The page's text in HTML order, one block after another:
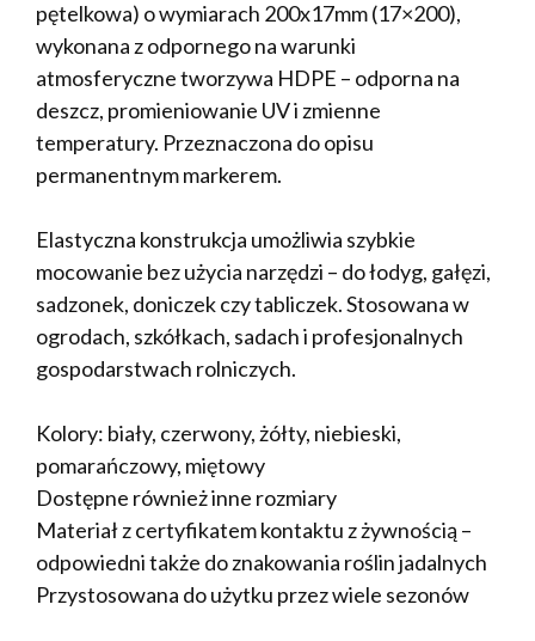
pętelkowa) o wymiarach 200x17mm (17×200),
wykonana z odpornego na warunki
atmosferyczne tworzywa HDPE – odporna na
deszcz, promieniowanie UV i zmienne
temperatury. Przeznaczona do opisu
permanentnym markerem.
Elastyczna konstrukcja umożliwia szybkie
mocowanie bez użycia narzędzi – do łodyg, gałęzi,
sadzonek, doniczek czy tabliczek. Stosowana w
ogrodach, szkółkach, sadach i profesjonalnych
gospodarstwach rolniczych.
Kolory: biały, czerwony, żółty, niebieski,
pomarańczowy, miętowy
Dostępne również inne rozmiary
Materiał z certyfikatem kontaktu z żywnością –
odpowiedni także do znakowania roślin jadalnych
Przystosowana do użytku przez wiele sezonów